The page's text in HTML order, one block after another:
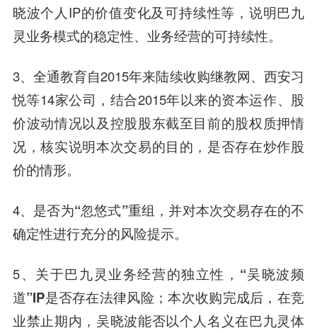
晓波个人IP的价值变化及可持续性等，说明巴九
灵业务模式的稳定性、业务经营的可持续性。
3、全通教育自2015年来陆续收购继教网、西安习
悦等14家公司，结合2015年以来的资本运作、股
价波动情况以及控股股东截至目前的股权质押情
况，核实说明本次交易的目的， 是否存在炒作股
价的情形。
4、 是否为“忽悠式”重组 ，并对本次交易存在的不
确定性进行充分的风险提示。
5、 关于巴九灵业务经营的独立性，“吴晓波频
道”IP是否存在法律风险；本次收购完成后，在竞
业禁止期内，吴晓波能否以个人名义在巴九灵体